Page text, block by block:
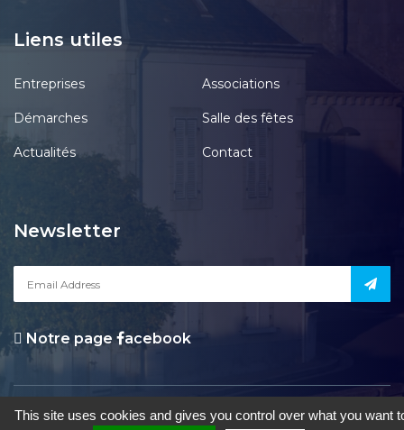
Liens utiles
Entreprises Associations
Démarches Salle des fêtes
Actualités Contact
Newsletter
Notre page acebook
le Pont-Chrétien-Chabenet|Mentions Légales|Accessibilité|Une
This site uses cookies and gives you control over what you want